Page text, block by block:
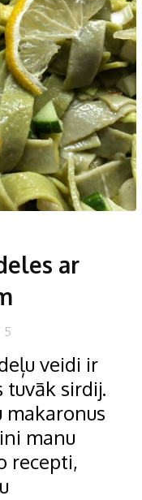
ar
5
veidi ir
tuvāk sirdij.
makaronus
manu
recepti,